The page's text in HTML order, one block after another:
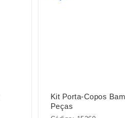
Kit Porta-Copos
Peças